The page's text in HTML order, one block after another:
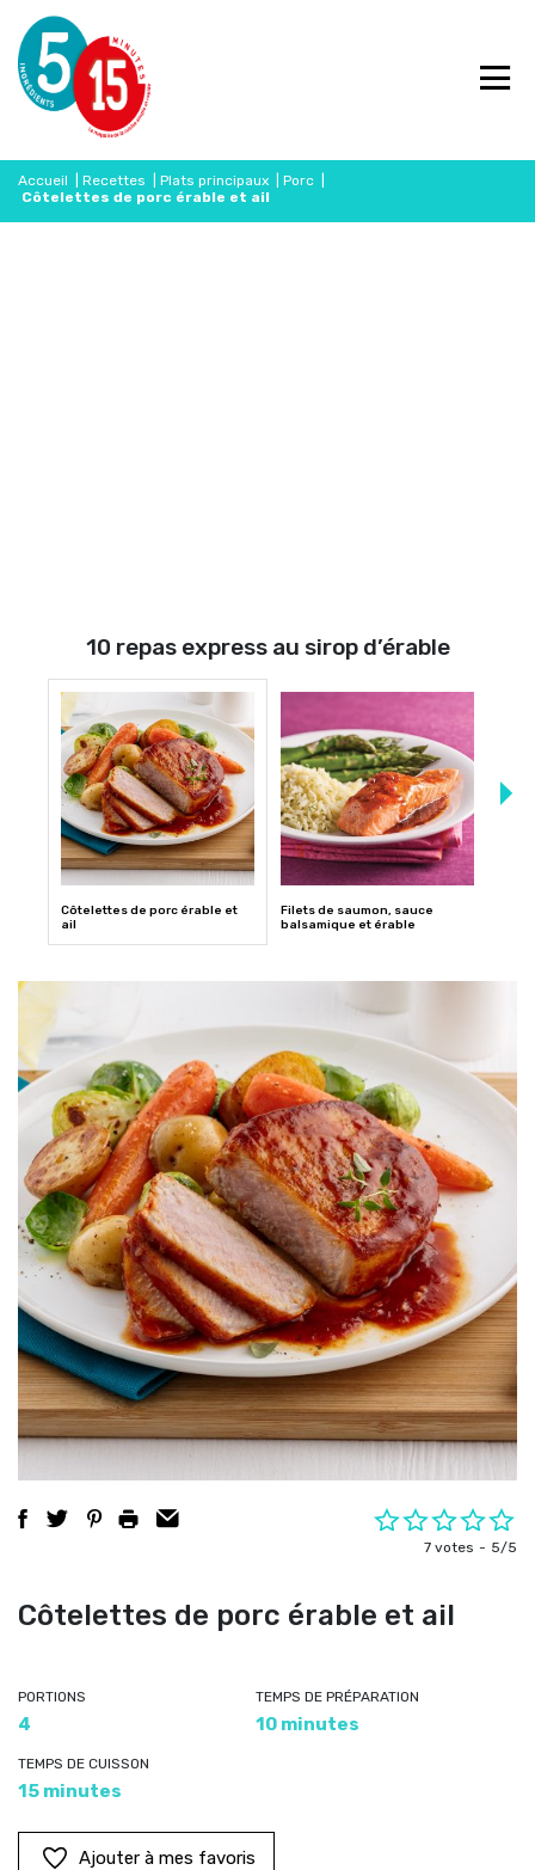
Accueil Recettes Plats principaux Porc
Côtelettes de porc érable et ail
10 repas express au sirop d’érable
Côtelettes de porc érable et
ail
Filets de saumon, sauce
balsamique et érable
7 votes 5/5
Côtelettes de porc érable et ail
PORTIONS
4
TEMPS DE PRÉPARATION
10 minutes
TEMPS DE CUISSON
15 minutes
Ajouter à mes favoris